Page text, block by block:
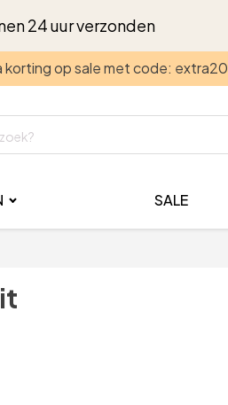
24 uur verzonden
korting op sale met code: extra20
SALE